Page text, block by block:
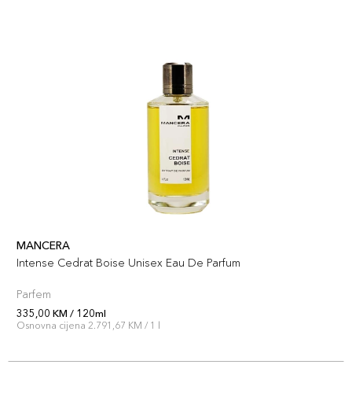
MANCERA
Intense Cedrat Boise Unisex Eau De Parfum
Parfem
335,00 KM / 120ml
Osnovna cijena 2.791,67 KM / 1 l